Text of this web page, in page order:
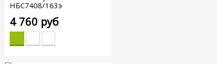
НБС7408/163э
4 760 руб